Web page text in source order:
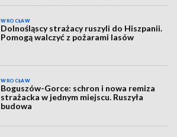
WROCŁAW
Dolnośląscy strażacy ruszyli do Hiszpanii.
Pomogą walczyć z pożarami lasów
WROCŁAW
Boguszów-Gorce: schron i nowa remiza
strażacka w jednym miejscu. Ruszyła
budowa